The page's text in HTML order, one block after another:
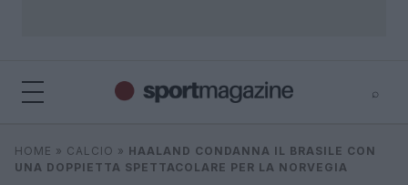
⌕
Cerca
⌕
HOME » CALCIO » HAALAND CONDANNA IL BRASILE CON
UNA DOPPIETTA SPETTACOLARE PER LA NORVEGIA